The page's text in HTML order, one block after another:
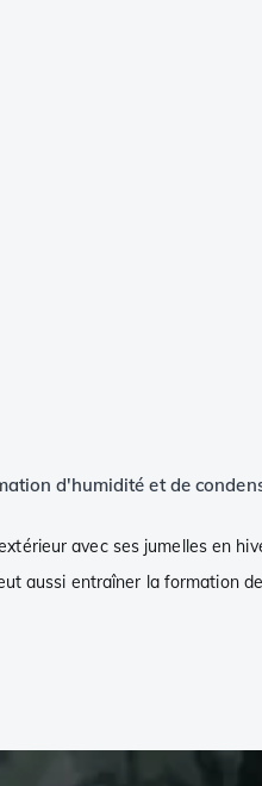
d'humidité et de
avec ses jumelles en
aussi entraîner la formation